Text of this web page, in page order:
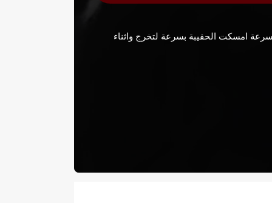
اشيائها في حقيبتها بسرعة امسكت الحقيبة بسرعة لتخرج واثناء